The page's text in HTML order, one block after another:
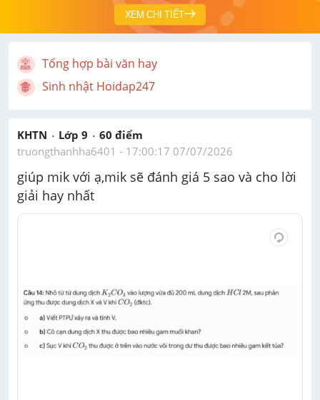
XEM CHI TIẾT
Tổng hợp bài văn hay
Sinh nhật Hoidap247
KHTN Lớp 9 60 điểm
truongthanhha6401 - 17:00:17 07/07/2026
giúp mik với ạ,mik sẽ đánh giá 5 sao và cho lời
giải hay nhất